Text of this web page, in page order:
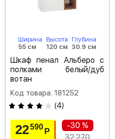
Ширина
55 см
Высота
120 см
Глубина
30.9 см
Шкаф пенал Альберо с
полками белый/дуб
вотан
Код товара: 181252
(4)
22590 Р
-30 %